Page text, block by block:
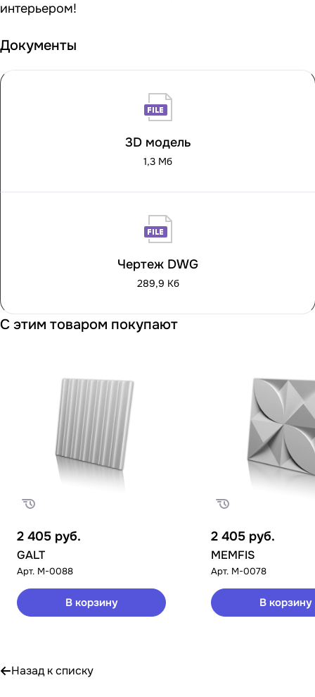
интерьером!
Документы
3D модель
1,3 Мб
Чертеж DWG
289,9 Кб
С этим товаром покупают
2 405 руб.
GALT
Арт. M-0088
В корзину
2 405 руб.
MEMFIS
Арт. M-0078
В корзину
Назад к списку